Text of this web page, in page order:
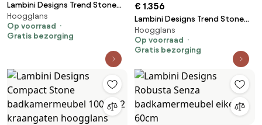
Lambini Designs Trend Stone
badkamermeubel hoogglans
antraciet 60cm
Hoogglans
Op voorraad
Gratis bezorging
€ 1.356
Lambini Designs Trend Stone
badkamermeubel 120cm 0
kraangaten hoogglans
antraciet
Hoogglans
Op voorraad
Gratis bezorging